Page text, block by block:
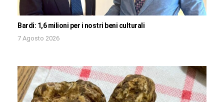
Bardi: 1,6 milioni per i nostri beni culturali
7 Agosto 2026